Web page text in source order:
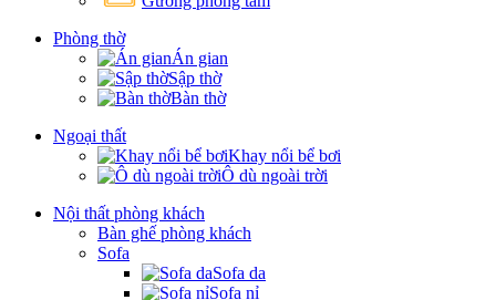
Phòng thờ
Án gian
Sập thờ
Bàn thờ
Ngoại thất
Khay nổi bể bơi
Ô dù ngoài trời
Nội thất phòng khách
Bàn ghế phòng khách
Sofa
Sofa da
Sofa nỉ